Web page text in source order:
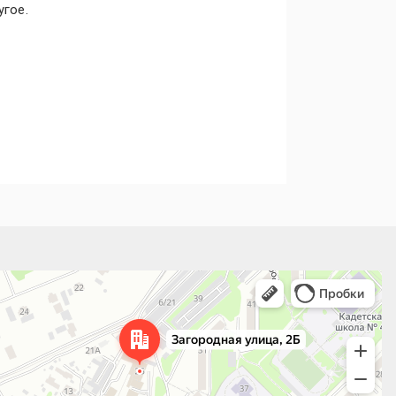
2Б — Яндекс.Карты